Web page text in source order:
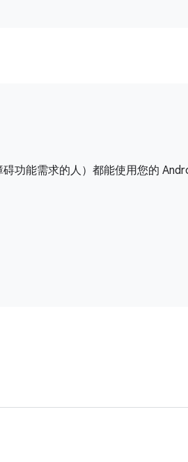
功能需求的人）都能使用您的